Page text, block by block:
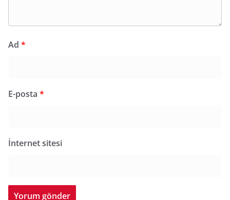
Ad *
E-posta *
İnternet sitesi